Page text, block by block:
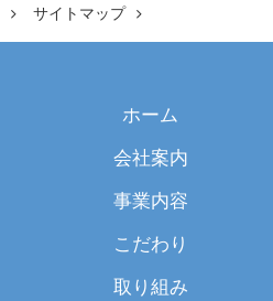
サイトマップ
ホーム
会社案内
事業内容
こだわり
取り組み